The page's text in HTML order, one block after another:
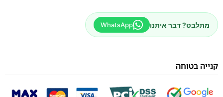
מתלבט? דבר איתנו WhatsApp
קנייה בטוחה